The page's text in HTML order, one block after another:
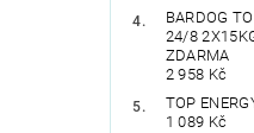
BARDOG
24/8
ZDARMA
2 958 Kč
TOP
1 089 Kč